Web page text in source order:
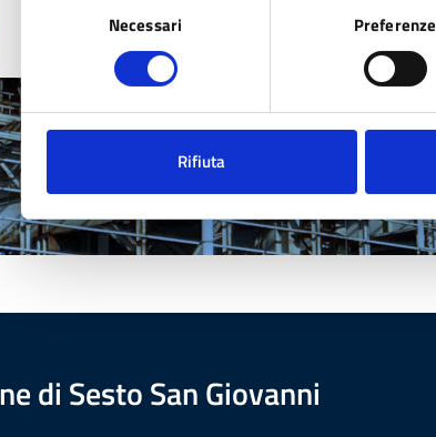
Necessari Preferenze
Rifiuta
Segnala Disservizio
di Sesto San Giovanni